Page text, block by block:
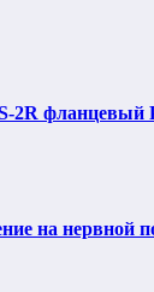
фланцевый
на нервной